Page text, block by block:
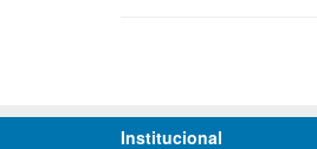
Institucional